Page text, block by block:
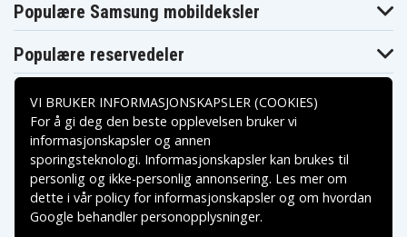
Populære Samsung mobildeksler
Populære reservedeler
Betalingsalternativer
Leveringsalternativer
VI BRUKER INFORMASJONSKAPSLER (COOKIES)
For å gi deg den beste opplevelsen bruker vi
informasjonskapsler og annen
sporingsteknologi. Informasjonskapsler kan brukes til
personlig og ikke-personlig annonsering. Les mer om
dette i vårpolicy for informasjonskapslerog om hvordan
Google behandler personopplysninger.